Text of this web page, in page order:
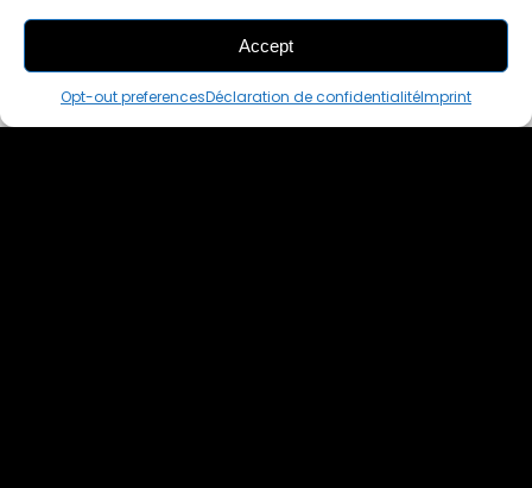
Accept
Opt-out preferencesDéclaration de confidentialitéImprint
THIS PAIR IS
IN A CART